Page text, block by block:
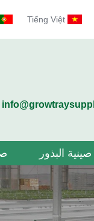
Tiếng Việt
صينية البذور